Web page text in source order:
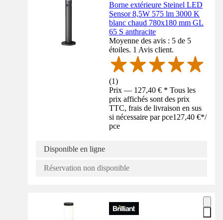
Borne extérieure Steinel LED
Sensor 8,5W 575 lm 3000 K
blanc chaud 780x180 mm GL
65 S anthracite
Moyenne des avis : 5 de 5
étoiles. 1 Avis client.
(1)
Prix — 127,40 € * Tous les
prix affichés sont des prix
TTC, frais de livraison en sus
si nécessaire par pce127,40 €*/
pce
Disponible en ligne
Réservation non disponible